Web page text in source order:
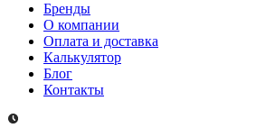
Бренды
О компании
Оплата и доставка
Калькулятор
Блог
Контакты